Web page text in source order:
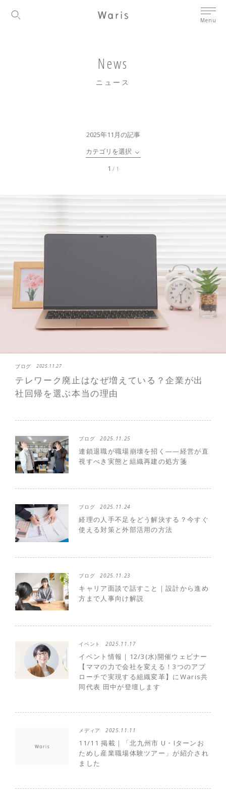
Menu
News
ニュース
2025年11月の記事
カテゴリを選択
1 / 1
ブログ 2025.11.27
テレワーク廃止はなぜ増えている？企業が出
社回帰を選ぶ本当の理由
ブログ 2025.11.25
連鎖退職が職場崩壊を招く——経営が直
視すべき実態と組織再建の処方箋
ブログ 2025.11.24
経理の人手不足をどう解決する？今すぐ
使える対策と外部活用の方法
ブログ 2025.11.23
キャリア面談で話すこと｜設計から進め
方まで人事向け解説
イベント 2025.11.17
イベント情報｜12/3(水)開催ウェビナー
【ママの力で会社を変える！3つのアプ
ローチで実現する組織変革】にWaris共
同代表 田中が登壇します
メディア 2025.11.11
11/11 掲載｜「北九州市 U・Iターンお
ためし産業職場体験ツアー」が紹介され
ました